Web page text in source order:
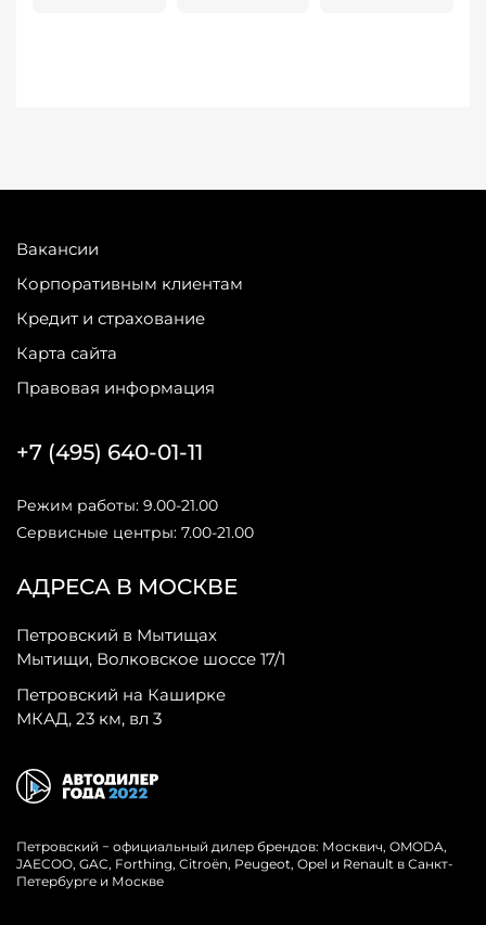
Вакансии
Корпоративным клиентам
Кредит и страхование
Карта сайта
Правовая информация
АДРЕСА В МОСКВЕ
Петровский в Мытищах
Мытищи, Волковское шоссе 17/1
Петровский на Каширке
МКАД, 23 км, вл 3
+7 (495) 640-01-11
Режим работы: 9.00-21.00
Сервисные центры: 7.00-21.00
Петровский − официальный дилер брендов: Москвич, OMODA,
JAECOO, GAC, Forthing, Citroёn, Peugeot, Opel и Renault в Санкт-
Петербурге и Москве